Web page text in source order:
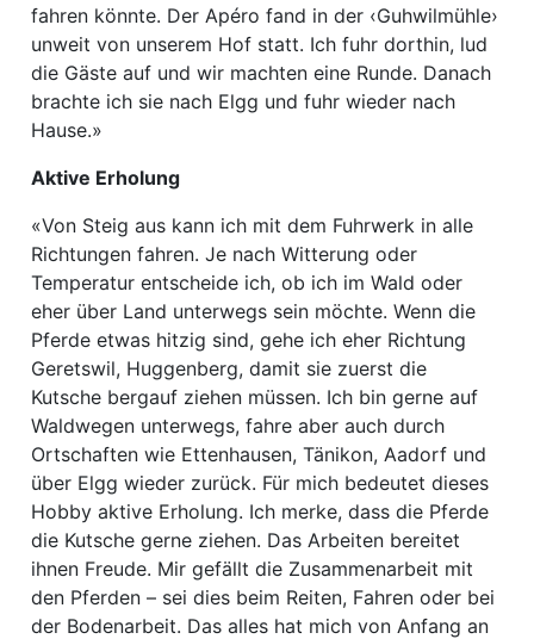
fahren könnte. Der Apéro fand in der ‹Guhwilmühle›
unweit von unserem Hof statt. Ich fuhr dorthin, lud
die Gäste auf und wir machten eine Runde. Danach
brachte ich sie nach Elgg und fuhr wieder nach
Hause.»
Aktive Erholung
«Von Steig aus kann ich mit dem Fuhrwerk in alle
Richtungen fahren. Je nach Witterung oder
Temperatur entscheide ich, ob ich im Wald oder
eher über Land unterwegs sein möchte. Wenn die
Pferde etwas hitzig sind, gehe ich eher Richtung
Geretswil, Huggenberg, damit sie zuerst die
Kutsche bergauf ziehen müssen. Ich bin gerne auf
Waldwegen unterwegs, fahre aber auch durch
Ortschaften wie Ettenhausen, Tänikon, Aadorf und
über Elgg wieder zurück. Für mich bedeutet dieses
Hobby aktive Erholung. Ich merke, dass die Pferde
die Kutsche gerne ziehen. Das Arbeiten bereitet
ihnen Freude. Mir gefällt die Zusammenarbeit mit
den Pferden – sei dies beim Reiten, Fahren oder bei
der Bodenarbeit. Das alles hat mich von Anfang an